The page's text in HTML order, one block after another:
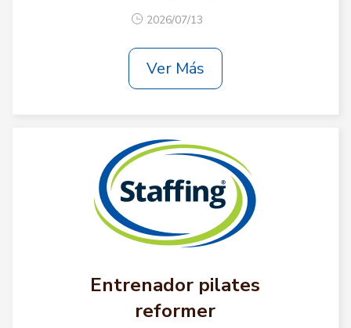
2026/07/13
Ver Más
Entrenador pilates
reformer